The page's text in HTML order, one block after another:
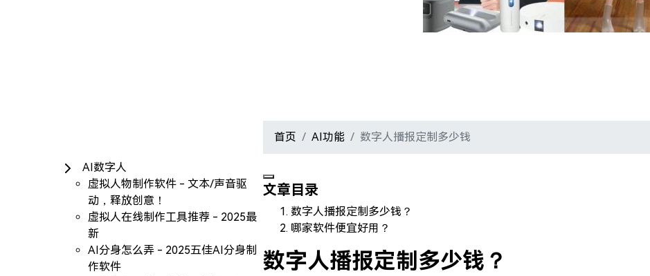
AI数字人
虚拟人物制作软件 - 文本/声音驱
动，释放创意！
虚拟人在线制作工具推荐 - 2025最
新
AI分身怎么弄 - 2025五佳AI分身制
作软件
首页 AI功能 数字人播报定制多少钱
文章目录
数字人播报定制多少钱？
哪家软件便宜好用？
数字人播报定制多少钱？